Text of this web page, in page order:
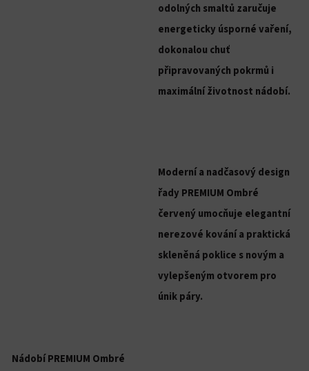
odolných smaltů zaručuje
energeticky úsporné vaření,
dokonalou chuť
připravovaných pokrmů i
maximální životnost nádobí.
Moderní a nadčasový design
řady PREMIUM Ombré
červený umocňuje elegantní
nerezové kování a praktická
skleněná poklice s novým a
vylepšeným otvorem pro
únik páry.
Nádobí PREMIUM Ombré